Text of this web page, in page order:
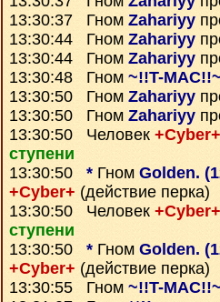
13:30:37 Гном Zahariyy
13:30:44 Гном Zahariyy
13:30:44 Гном Zahariyy
13:30:48 Гном ~!!T-MAC!!~
13:30:50 Гном Zahariyy
13:30:50 Гном Zahariyy
13:30:50 Человек +Cyber+
ступени
13:30:50 * Гном Golden.
+Cyber+ (действие перка)
13:30:50 Человек +Cyber+
ступени
13:30:50 * Гном Golden.
+Cyber+ (действие перка)
13:30:55 Гном ~!!T-MAC!!~